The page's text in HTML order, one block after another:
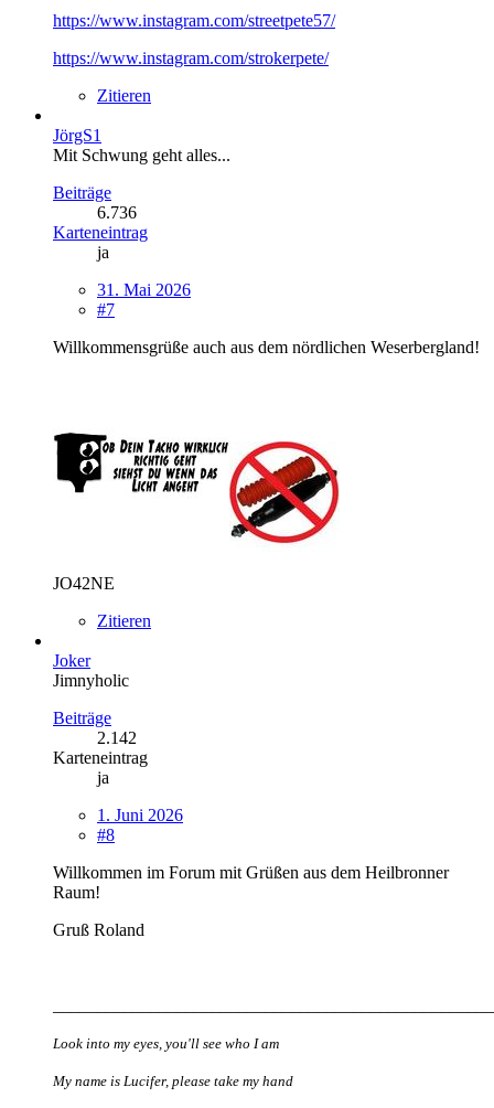
https://www.instagram.com/streetpete57/
https://www.instagram.com/strokerpete/
Zitieren
JörgS1
Mit Schwung geht alles...
Beiträge
6.736
Karteneintrag
ja
31. Mai 2026
#7
Willkommensgrüße auch aus dem nördlichen Weserbergland!
JO42NE
Zitieren
Joker
Jimnyholic
Beiträge
2.142
Karteneintrag
ja
1. Juni 2026
#8
Willkommen im Forum mit Grüßen aus dem Heilbronner
Raum!
Gruß Roland
Look into my eyes, you'll see who I am
My name is Lucifer, please take my hand